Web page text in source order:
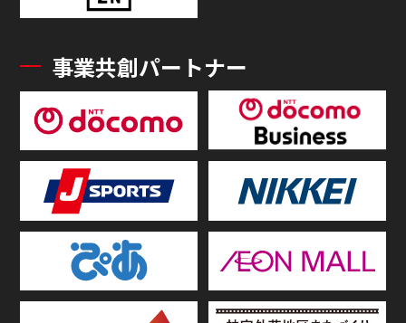
事業共創パートナー